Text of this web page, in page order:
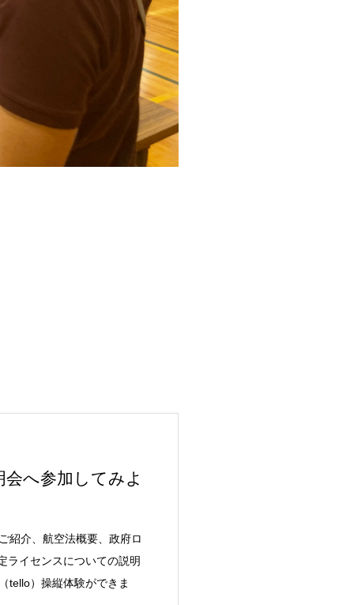
へ参加してみよ
紹介、航空法概要、政府ロ
ライセンスについての説明
tello）操縦体験ができま